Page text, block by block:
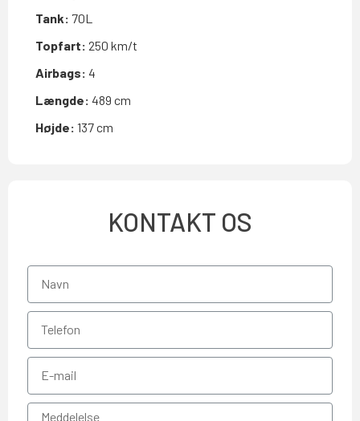
Tank: 70L
Topfart: 250 km/t
Airbags: 4
Længde: 489 cm
Højde: 137 cm
KONTAKT OS